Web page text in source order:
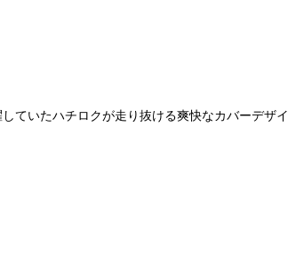
ていたハチロクが走り抜ける爽快なカバーデザイ